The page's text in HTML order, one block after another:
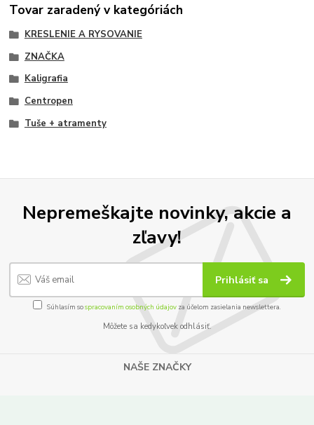
Tovar zaradený v kategóriách
KRESLENIE A RYSOVANIE
ZNAČKA
Kaligrafia
Centropen
Tuše + atramenty
Nepremeškajte novinky, akcie a
zľavy!
Prihlásiť sa
Súhlasím sospracovaním osobných údajov za účelom zasielania newslettera.
Môžete sa kedykoľvek odhlásiť.
NAŠE ZNAČKY